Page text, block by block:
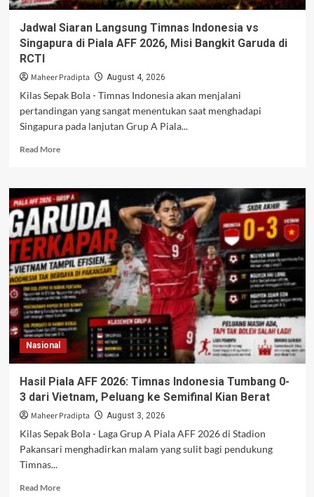
Jadwal Siaran Langsung Timnas Indonesia vs
Singapura di Piala AFF 2026, Misi Bangkit Garuda di
RCTI
Maheer Pradipta August 4, 2026
Kilas Sepak Bola - Timnas Indonesia akan menjalani
pertandingan yang sangat menentukan saat menghadapi
Singapura pada lanjutan Grup A Piala...
Read MoreRead
Jadwal
Siaran
Langsung
Timnas
Indonesia
vs
Singapura
di
Piala
AFF
2026,
Misi
Bangkit
Garuda
RCTI
Nasional
Hasil Piala AFF 2026: Timnas Indonesia Tumbang 0-
3 dari Vietnam, Peluang ke Semifinal Kian Berat
Maheer Pradipta August 3, 2026
Kilas Sepak Bola - Laga Grup A Piala AFF 2026 di Stadion
Pakansari menghadirkan malam yang sulit bagi pendukung
Timnas...
Read MoreRead